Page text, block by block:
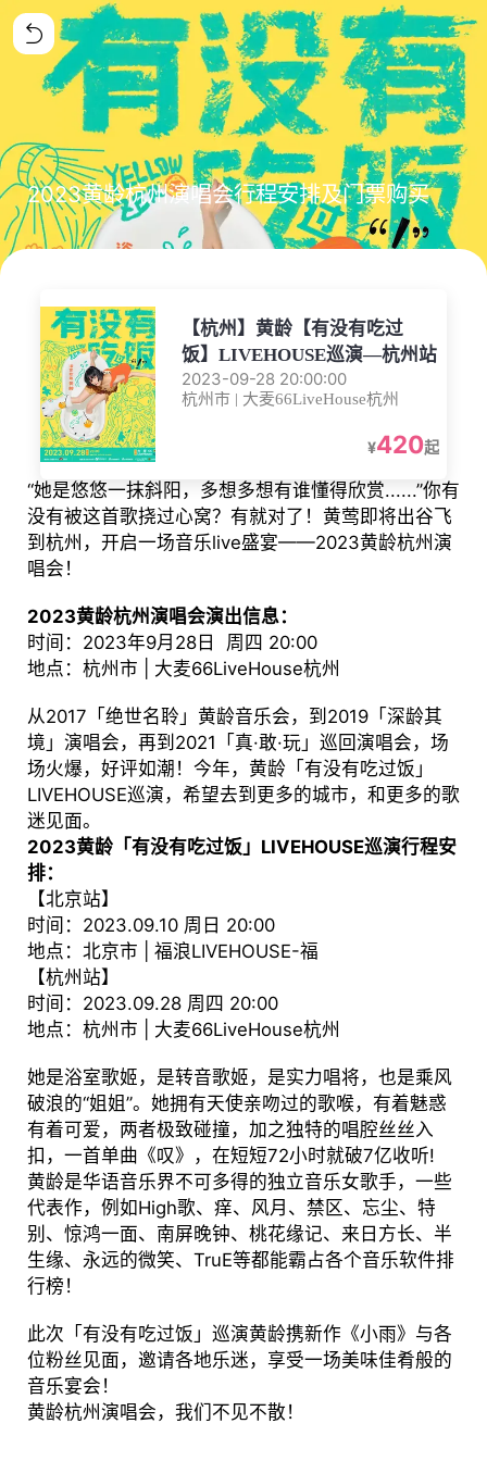
2023黄龄杭州演唱会行程安排及门票购买
【杭州】黄龄【有没有吃过
饭】LIVEHOUSE巡演—杭州站
2023-09-28 20:00:00
杭州市 | 大麦66LiveHouse杭州
¥420起
“她是悠悠一抹斜阳，多想多想有谁懂得欣赏......”你有
没有被这首歌挠过心窝？有就对了！黄莺即将出谷飞
到杭州，开启一场音乐live盛宴——2023黄龄杭州演
唱会！
2023黄龄杭州演唱会演出信息：
时间：2023年9月28日 周四 20:00
地点：杭州市 | 大麦66LiveHouse杭州
从2017「绝世名聆」黄龄音乐会，到2019「深龄其
境」演唱会，再到2021「真·敢·玩」巡回演唱会，场
场火爆，好评如潮！今年，黄龄「有没有吃过饭」
LIVEHOUSE巡演，希望去到更多的城市，和更多的歌
迷见面。
2023黄龄「有没有吃过饭」LIVEHOUSE巡演行程安
排：
【北京站】
时间：2023.09.10 周日 20:00
地点：北京市 | 福浪LIVEHOUSE-福
【杭州站】
时间：2023.09.28 周四 20:00
地点：杭州市 | 大麦66LiveHouse杭州
她是浴室歌姬，是转音歌姬，是实力唱将，也是乘风
破浪的“姐姐”。她拥有天使亲吻过的歌喉，有着魅惑
有着可爱，两者极致碰撞，加之独特的唱腔丝丝入
扣，一首单曲《叹》，在短短72小时就破7亿收听!
黄龄是华语音乐界不可多得的独立音乐女歌手，一些
代表作，例如High歌、痒、风月、禁区、忘尘、特
别、惊鸿一面、南屏晚钟、桃花缘记、来日方长、半
生缘、永远的微笑、TruE等都能霸占各个音乐软件排
行榜！
此次「有没有吃过饭」巡演黄龄携新作《小雨》与各
位粉丝见面，邀请各地乐迷，享受一场美味佳肴般的
音乐宴会！
黄龄杭州演唱会，我们不见不散！